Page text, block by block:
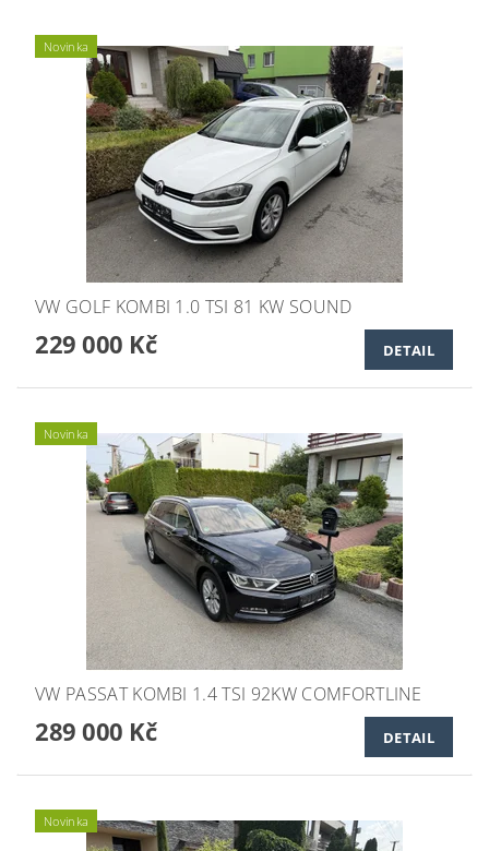
Novinka
VW GOLF KOMBI 1.0 TSI 81 KW SOUND
229 000 Kč DETAIL
Novinka
VW PASSAT KOMBI 1.4 TSI 92KW COMFORTLINE
289 000 Kč DETAIL
Novinka